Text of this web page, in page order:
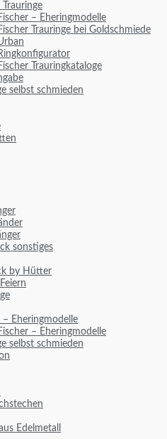
Trauringe
– Eheringmodelle
Trauringe bei Goldschmiede
Trauringkataloge
selbst schmieden
sonstiges
by Hütter
– Eheringmodelle
– Eheringmodelle
selbst schmieden
Edelmetall